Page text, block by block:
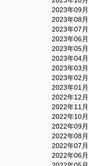
2023年09
2023年08
2023年07
2023年06
2023年05
2023年04
2023年03
2023年02
2023年01
2022年12
2022年11
2022年10
2022年09
2022年08
2022年07
2022年06